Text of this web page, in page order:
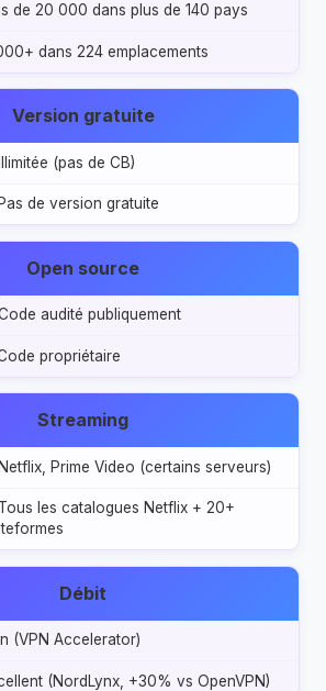
de 20 000 dans plus de 140 pays
dans 224 emplacements
Version gratuite
(pas de CB)
de version gratuite
Open source
audité publiquement
propriétaire
Streaming
Prime Video (certains serveurs)
les catalogues Netflix + 20+
Débit
(VPN Accelerator)
(NordLynx, +30% vs OpenVPN)